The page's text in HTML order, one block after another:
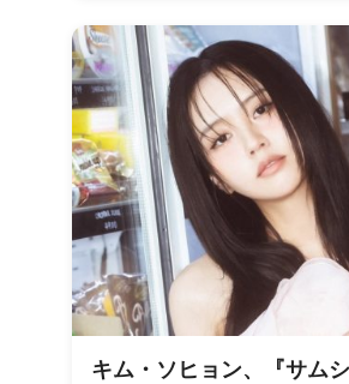
キム・ソヒョン、『サム